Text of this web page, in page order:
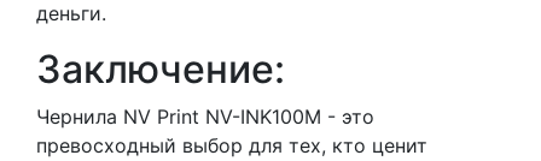
деньги.
Заключение:
Чернила NV Print NV-INK100M - это
превосходный выбор для тех, кто ценит